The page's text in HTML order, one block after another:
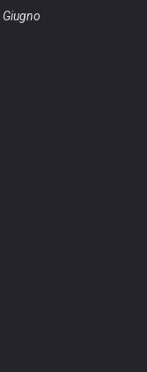
Giugno